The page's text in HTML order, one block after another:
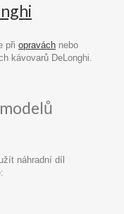
při opravách nebo
kávovarů DeLonghi.
náhradní díl